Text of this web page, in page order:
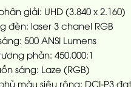
giải: UHD (3.840 x 2.160)
đèn: laser 3 chanel RGB
500 ANSI Lumens
phản: 450.000:1
sáng: Laze (RGB)
màu siêu rộng: DCI-P3